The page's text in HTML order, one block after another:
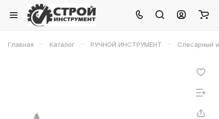
Главная – Каталог – РУЧНОЙ ИНСТРУМЕНТ – Слесарный